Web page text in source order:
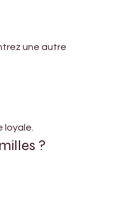
une autre
loyale.
?